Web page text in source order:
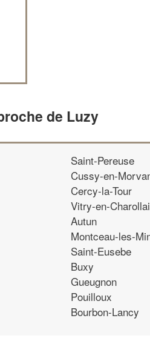
de Luzy
Saint-Pereuse
Cussy-en-
Cercy-la-Tour
Vitry-en-
Autun
Montceau-les-
Saint-Eusebe
Buxy
Gueugnon
Pouilloux
Bourbon-Lancy